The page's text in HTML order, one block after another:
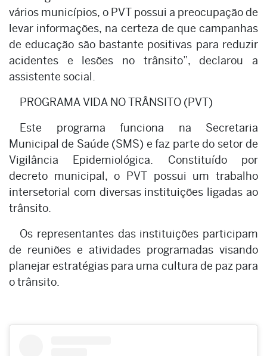
vários municípios, o PVT possui a preocupação de
levar informações, na certeza de que campanhas
de educação são bastante positivas para reduzir
acidentes e lesões no trânsito”, declarou a
assistente social.
PROGRAMA VIDA NO TRÂNSITO (PVT)
Este programa funciona na Secretaria
Municipal de Saúde (SMS) e faz parte do setor de
Vigilância Epidemiológica. Constituído por
decreto municipal, o PVT possui um trabalho
intersetorial com diversas instituições ligadas ao
trânsito.
Os representantes das instituições participam
de reuniões e atividades programadas visando
planejar estratégias para uma cultura de paz para
o trânsito.